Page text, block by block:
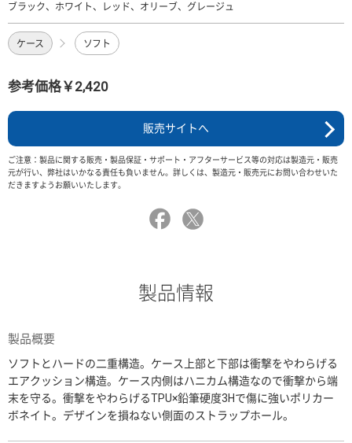
ブラック、ホワイト、レッド、オリーブ、グレージュ
ケース ソフト
参考価格￥2,420
販売サイトへ
ご注意：製品に関する販売・製品保証・サポート・アフターサービス等の対応は製造元・販売
元が行い、弊社はいかなる責任も負いません。詳しくは、製造元・販売元にお問い合わせいた
だきますようお願いいたします。
製品情報
製品概要
ソフトとハードの二重構造。ケース上部と下部は衝撃をやわらげる
エアクッション構造。ケース内側はハニカム構造なので衝撃から端
末を守る。衝撃をやわらげるTPU×鉛筆硬度3Hで傷に強いポリカー
ボネイト。デザインを損ねない側面のストラップホール。